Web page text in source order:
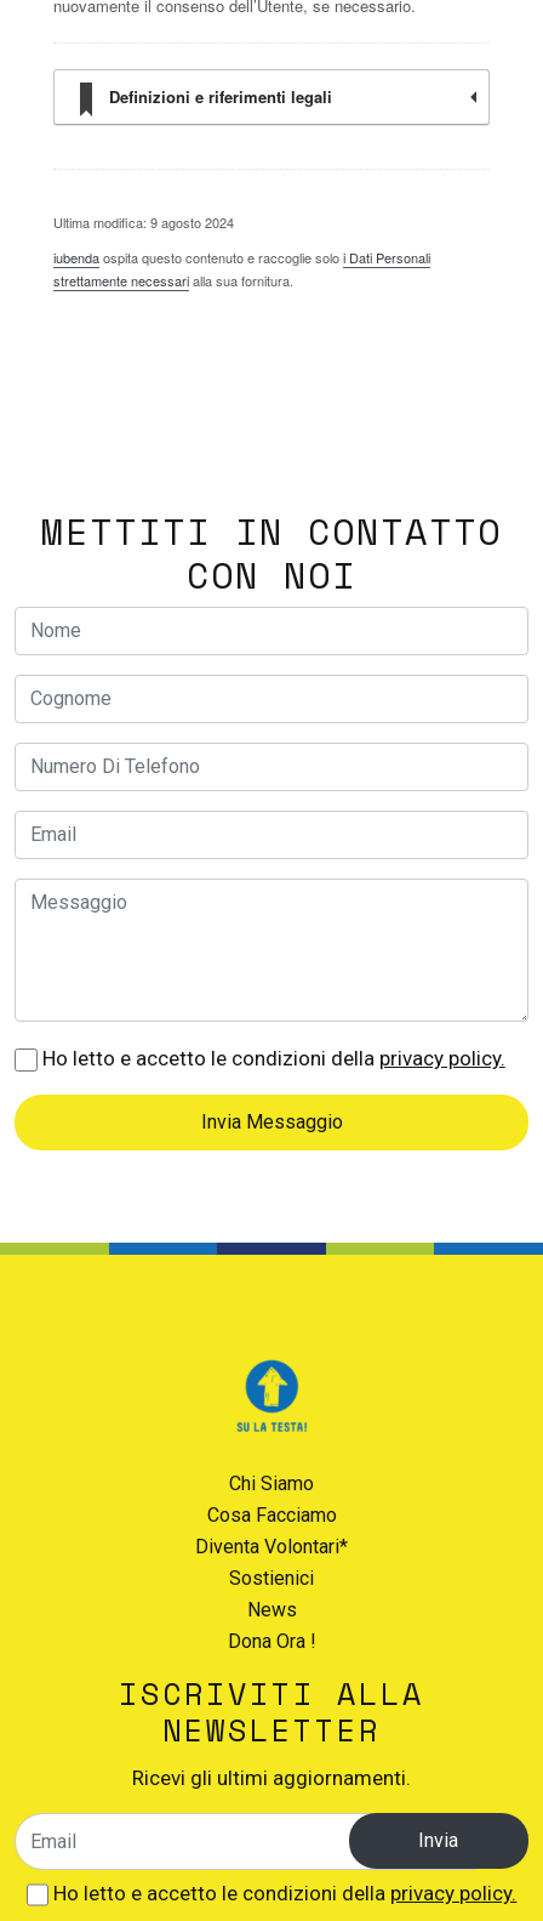
nuovamente il consenso dell’Utente, se necessario.
Definizioni e riferimenti legali
Ultima modifica: 9 agosto 2024
iubendaospita questo contenuto e raccoglie soloi Dati Personali
strettamente necessarialla sua fornitura.
METTITI IN CONTATTO
CON NOI
Ho letto e accetto le condizioni della privacy policy.
Invia Messaggio
Chi Siamo
Cosa Facciamo
Diventa Volontari*
Sostienici
News
Dona Ora !
ISCRIVITI ALLA
NEWSLETTER
Ricevi gli ultimi aggiornamenti.
Invia
Ho letto e accetto le condizioni della privacy policy.